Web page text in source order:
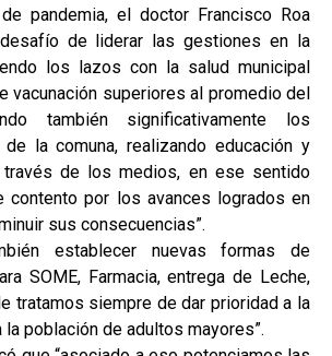
pandemia, el doctor Francisco Roa
de liderar las gestiones en la
los lazos con la salud municipal
vacunación superiores al promedio del
también significativamente los
la comuna, realizando educación y
de los medios, en ese sentido
contento por los avances logrados en
sus consecuencias”.
establecer nuevas formas de
SOME, Farmacia, entrega de Leche,
tratamos siempre de dar prioridad a la
la población de adultos mayores”.